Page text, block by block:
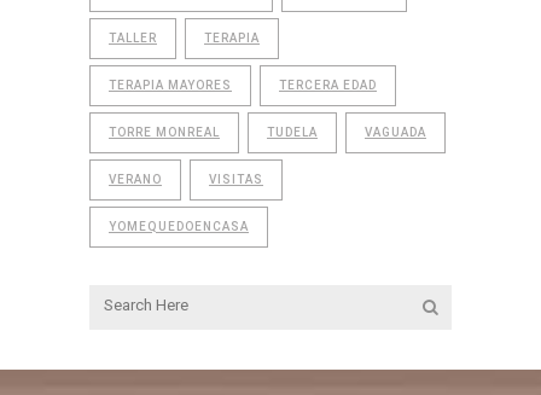
TALLER TERAPIA
TERAPIA MAYORES TERCERA EDAD
TORRE MONREAL TUDELA VAGUADA
VERANO VISITAS
YOMEQUEDOENCASA